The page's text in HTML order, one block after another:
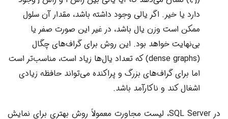
دارد یا خیر. اگر یالی وجود داشته باشد، مقدار آن سلول
ممکن است وزن یال باشد، در غیر این صورت صفر یا
بی‌نهایت خواهد بود. این روش برای گراف‌های چگال
(dense graphs) که تعداد یال‌ها زیاد است، مناسب‌تر است
اما برای گراف‌های بزرگ و پراکنده می‌تواند حافظه زیادی
اشغال کند و ناکارآمد باشد.
در SQL Server، لیست مجاورت معمولاً روش بهتری برای نمایش